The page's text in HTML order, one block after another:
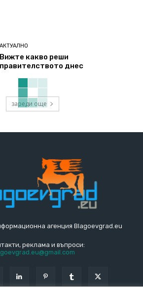
АКТУАЛНО
Вижте какво реши
правителството днес
зареди още
агенция Blagoevgrad.eu
реклама и въпроси: